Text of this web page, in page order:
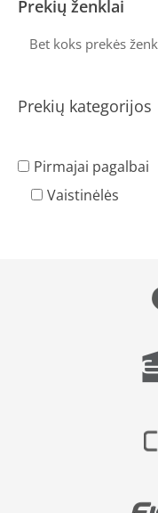
Prekių ženklai
Prekių kategorijos
Pirmajai pagalbai
Vaistinėlės